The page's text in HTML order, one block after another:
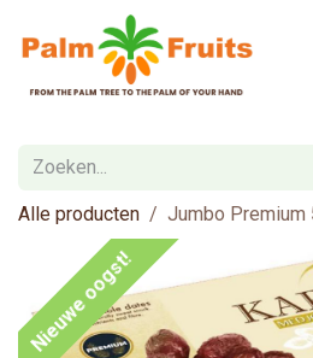
Overslaan naar inhoud
Alle producten Jumbo Premium
Nieuwe oogst!